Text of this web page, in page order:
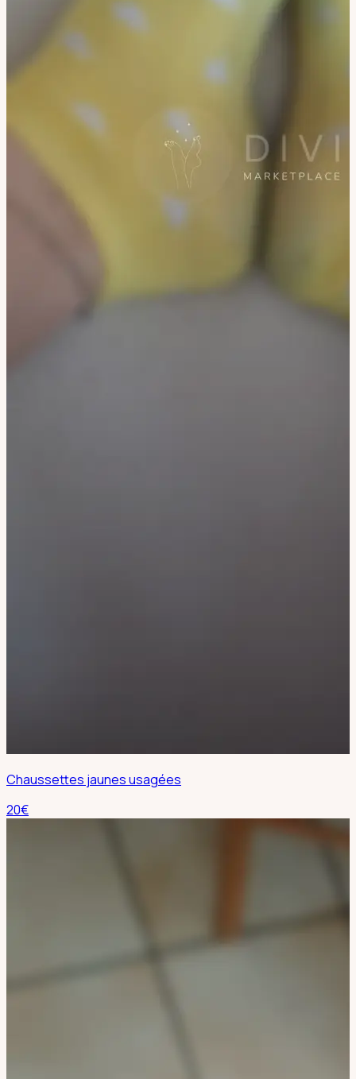
Chaussettes jaunes usagées
20€